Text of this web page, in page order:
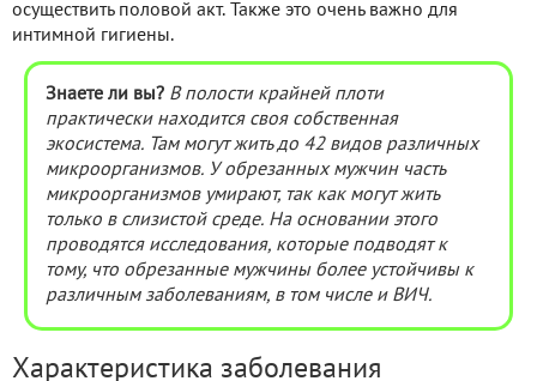
осуществить половой акт. Также это очень важно для
интимной гигиены.
Знаете ли вы? В полости крайней плоти
практически находится своя собственная
экосистема. Там могут жить до 42 видов различных
микроорганизмов. У обрезанных мужчин часть
микроорганизмов умирают, так как могут жить
только в слизистой среде. На основании этого
проводятся исследования, которые подводят к
тому, что обрезанные мужчины более устойчивы к
различным заболеваниям, в том числе и ВИЧ.
Характеристика заболевания